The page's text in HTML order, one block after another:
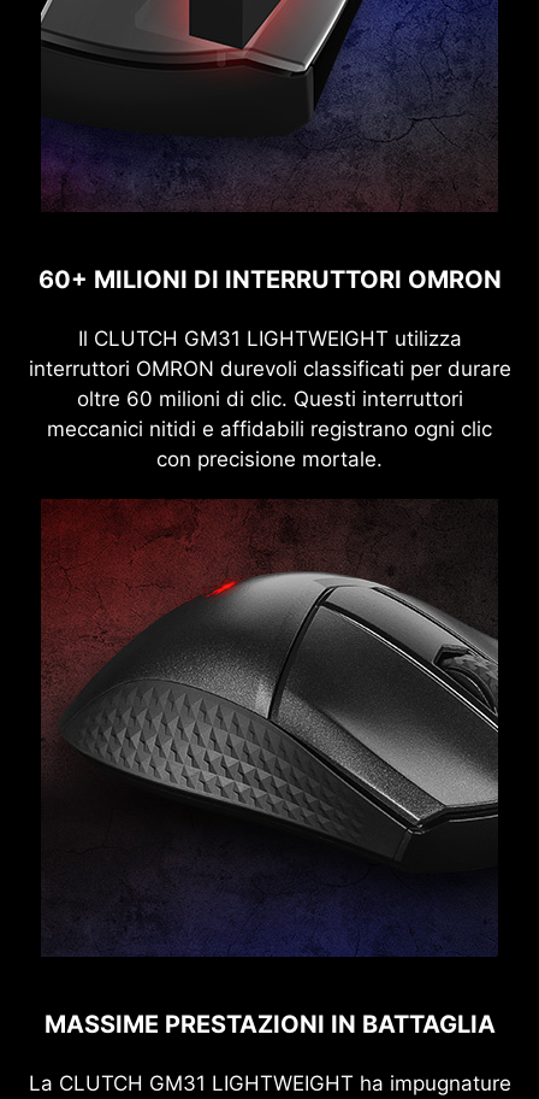
60+ MILIONI DI INTERRUTTORI OMRON
Il CLUTCH GM31 LIGHTWEIGHT utilizza
interruttori OMRON durevoli classificati per durare
oltre 60 milioni di clic. Questi interruttori
meccanici nitidi e affidabili registrano ogni clic
con precisione mortale.
MASSIME PRESTAZIONI IN BATTAGLIA
La CLUTCH GM31 LIGHTWEIGHT ha impugnature